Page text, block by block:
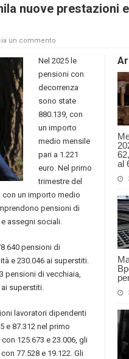
nuove prestazioni
un commento
al
Nel 2025 le
pensioni con
decorrenza
sono state
880.139, con
un importo
medio mensile
pari a 1.221
euro. Nel primo
trimestre del
con un importo medio
pensioni di
assegni sociali.
pensioni di
e 230.046 ai superstiti.
pensioni di vecchiaia,
superstiti.
lavoratori dipendenti
e 87.312 nel primo
125.673 e 23.006, gli
77.528 e 19.122. Gli